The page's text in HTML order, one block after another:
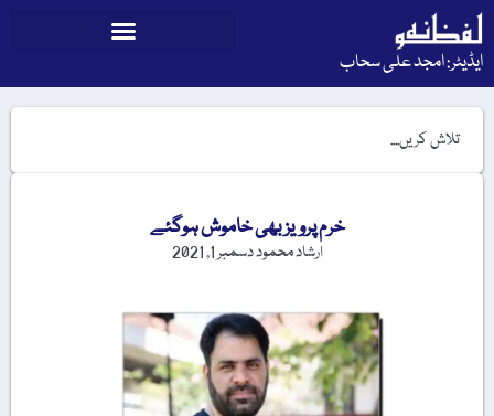
ایڈیٹر: امجد علی سحاب
خرم پرویز بھی خاموش ہوگئے
ارشاد محموددسمبر 1, 2021